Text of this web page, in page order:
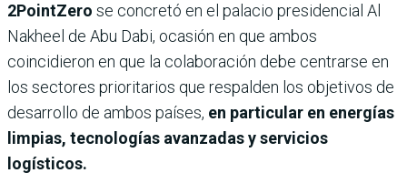
2PointZero se concretó en el palacio presidencial Al
Nakheel de Abu Dabi, ocasión en que ambos
coincidieron en que la colaboración debe centrarse en
los sectores prioritarios que respalden los objetivos de
desarrollo de ambos países, en particular en energías
limpias, tecnologías avanzadas y servicios
logísticos.